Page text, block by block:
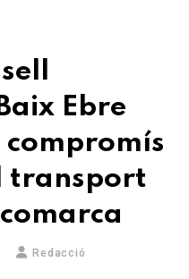
Ebre
compromís
transport
Redacció